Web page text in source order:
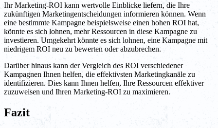
Ihr Marketing-ROI kann wertvolle Einblicke liefern, die Ihre
zukünftigen Marketingentscheidungen informieren können. Wenn
eine bestimmte Kampagne beispielsweise einen hohen ROI hat,
könnte es sich lohnen, mehr Ressourcen in diese Kampagne zu
investieren. Umgekehrt könnte es sich lohnen, eine Kampagne mit
niedrigem ROI neu zu bewerten oder abzubrechen.
Darüber hinaus kann der Vergleich des ROI verschiedener
Kampagnen Ihnen helfen, die effektivsten Marketingkanäle zu
identifizieren. Dies kann Ihnen helfen, Ihre Ressourcen effektiver
zuzuweisen und Ihren Marketing-ROI zu maximieren.
Fazit